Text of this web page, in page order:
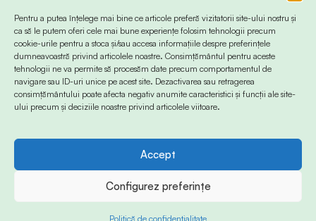
Pentru a putea înțelege mai bine ce articole preferă vizitatorii site-ului nostru și
ca să le putem oferi cele mai bune experiențe folosim tehnologii precum
cookie-urile pentru a stoca și/sau accesa informațiile despre preferințele
dumneavoastră privind articolele noastre. Consimțământul pentru aceste
tehnologii ne va permite să procesăm date precum comportamentul de
navigare sau ID-uri unice pe acest site. Dezactivarea sau retragerea
consimțământului poate afecta negativ anumite caracteristici și funcții ale site-
ului precum și deciziile noastre privind articolele viitoare.
Accept
Configurez preferințe
Politică de confidențialitate
© 2024 Info-Sud-Est. All Rights Reserved.